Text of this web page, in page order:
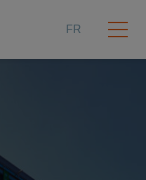
FR